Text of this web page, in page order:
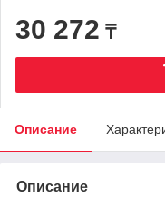
30 272 ₸
Описание
Описание